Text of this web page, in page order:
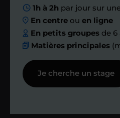
ensemble
échanges
Afin de suivre le
réalisés, votre
même vous
1h à 2h par jour sur
En centre ouen ligne
En petits groupes de 6
Matières principales
Je cherche un stage